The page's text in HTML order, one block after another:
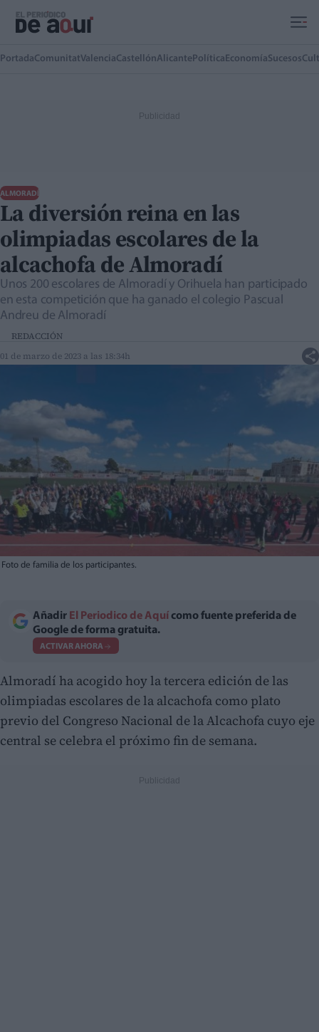
PortadaComunitatValenciaCastellónAlicante Política EconomíaSucesos
ALMORADÍ
La diversión reina en las
olimpiadas escolares de la
alcachofa de Almoradí
Unos 200 escolares de Almoradí y Orihuela han participado
en esta competición que ha ganado el colegio Pascual
Andreu de Almoradí
REDACCIÓN
01 de marzo de 2023 a las 18:34h
Foto de familia de los participantes.
Añadir El Periodico de Aquí como fuente preferida de
Google de forma gratuita.
ACTIVAR AHORA
Almoradí ha acogido hoy la tercera edición de las
olimpiadas escolares de la alcachofa como plato
previo del Congreso Nacional de la Alcachofa cuyo eje
central se celebra el próximo fin de semana.